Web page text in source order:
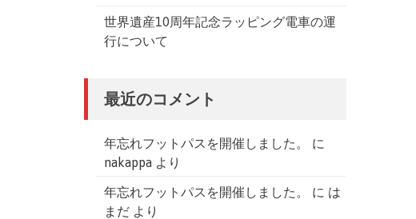
世界遺産10周年記念ラッピング電車の運
行について
最近のコメント
年忘れフットパスを開催しました。
に
nakappa より
年忘れフットパスを開催しました。 に は
まだ より